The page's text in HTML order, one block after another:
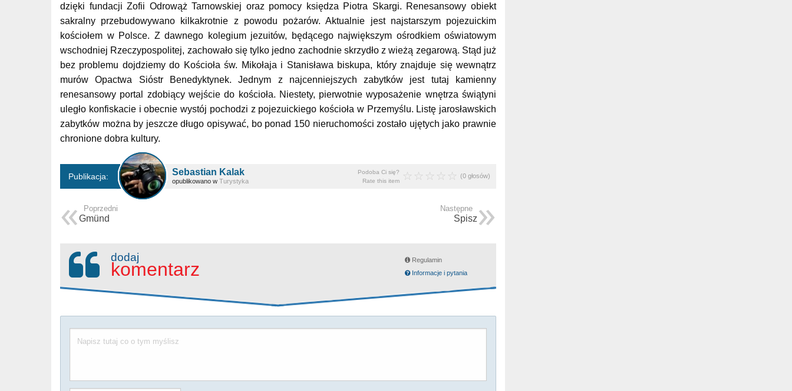
dzięki fundacji Zofii Odrowąż Tarnowskiej oraz pomocy księdza Piotra Skargi. Renesansowy obiekt
sakralny przebudowywano kilkakrotnie z powodu pożarów. Aktualnie jest najstarszym pojezuickim
kościołem w Polsce. Z dawnego kolegium jezuitów, będącego największym ośrodkiem oświatowym
wschodniej Rzeczypospolitej, zachowało się tylko jedno zachodnie skrzydło z wieżą zegarową. Stąd już
bez problemu dojdziemy do Kościoła św. Mikołaja i Stanisława biskupa, który znajduje się wewnątrz
murów Opactwa Sióstr Benedyktynek. Jednym z najcenniejszych zabytków jest tutaj kamienny
renesansowy portal zdobiący wejście do kościoła. Niestety, pierwotnie wyposażenie wnętrza świątyni
uległo konfiskacie i obecnie wystój pochodzi z pojezuickiego kościoła w Przemyślu. Listę jarosławskich
zabytków można by jeszcze długo opisywać, bo ponad 150 nieruchomości zostało ujętych jako prawnie
chronione dobra kultury.
Publikacja: Sebastian Kalak
opublikowano w Turystyka
Podoba Ci się?
Rate this item
(0 głosów)
Poprzedni
Gmünd
Następne
Spisz
dodaj
komentarz
Regulamin
Informacje i pytania